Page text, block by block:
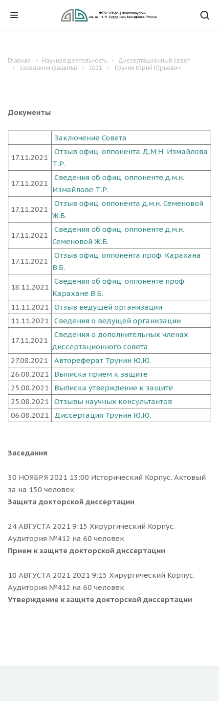
Главная Научная деятельность
Диссертационный совет
Заседания (защиты)
2021 Трунин Юрий Юрьевич
Документы
Заключение Совета
17.11.2021
Отзыв офиц. оппонента Д.М.Н. Измайлова
Т.Р.
17.11.2021
Сведения об офиц. оппоненте д.м.н.
Измайлове Т.Р.
17.11.2021
Отзыв офиц. оппонента д.м.н. Семеновой
Ж.Б.
17.11.2021
Сведения об офиц. оппоненте д.м.н.
Семеновой Ж.Б.
17.11.2021
Отзыв офиц. оппонента проф. Карахана
В.Б.
18.11.2021
Сведения об офиц. оппоненте проф.
Карахане В.Б.
11.11.2021
Отзыв ведущей организации
11.11.2021
Сведения о ведущей организации
17.11.2021
Сведения о дополнительных членах
диссертационного совета
27.08.2021
Автореферат Трунин Ю.Ю.
26.08.2021
Выписка прием к защите
25.08.2021
Выписка утверждение к защите
25.08.2021
Отзывы научных консультантов
06.08.2021
Диссертация Трунин Ю.Ю.
Заседания
30 НОЯБРЯ 2021 13:00 Исторический Корпус. Актовый
за на 150 человек
Защита докторской диссертации
24 АВГУСТА 2021 9:15 Хирургический Корпус.
Аудитория №412 на 60 человек
Прием к защите докторской диссертации
10 АВГУСТА 2021 2021 9:15 Хирургический Корпус.
Аудитория №412 на 60 человек
Утверждение к защите докторской диссертации